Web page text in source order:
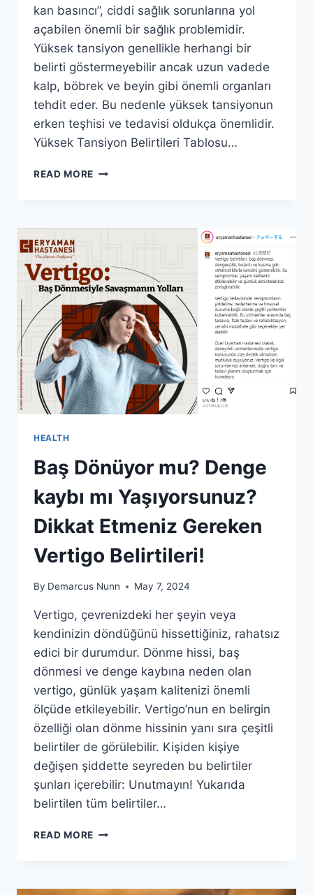
kan basıncı”, ciddi sağlık sorunlarına yol
açabilen önemli bir sağlık problemidir.
Yüksek tansiyon genellikle herhangi bir
belirti göstermeyebilir ancak uzun vadede
kalp, böbrek ve beyin gibi önemli organları
tehdit eder. Bu nedenle yüksek tansiyonun
erken teşhisi ve tedavisi oldukça önemlidir.
Yüksek Tansiyon Belirtileri Tablosu…
READ MORE YÜKSEK
GÖRÜNMEDEN
KORUNURSUNUZ?
HEALTH
Baş Dönüyor mu? Denge
kaybı mı Yaşıyorsunuz?
Dikkat Etmeniz Gereken
Vertigo Belirtileri!
By Demarcus Nunn May 7, 2024
Vertigo, çevrenizdeki her şeyin veya
kendinizin döndüğünü hissettiğiniz, rahatsız
edici bir durumdur. Dönme hissi, baş
dönmesi ve denge kaybına neden olan
vertigo, günlük yaşam kalitenizi önemli
ölçüde etkileyebilir. Vertigo’nun en belirgin
özelliği olan dönme hissinin yanı sıra çeşitli
belirtiler de görülebilir. Kişiden kişiye
değişen şiddette seyreden bu belirtiler
şunları içerebilir: Unutmayın! Yukarıda
belirtilen tüm belirtiler…
READ MORE BAŞ
KAYBI